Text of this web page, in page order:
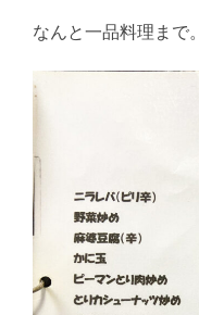
なんと一品料理まで。